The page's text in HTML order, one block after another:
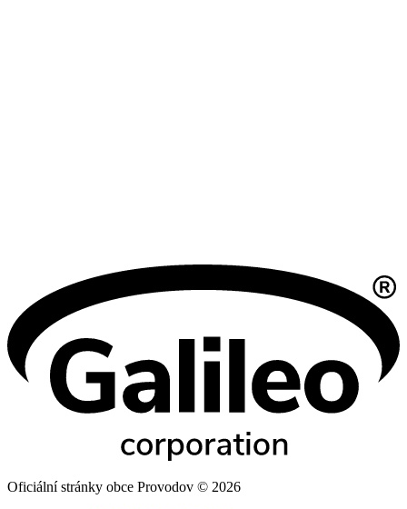
Oficiální stránky obce Provodov © 2026